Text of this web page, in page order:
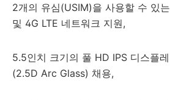
2개의 유심(USIM)을 사용할 수 있
및 4G LTE 네트워크 지원,
5.5인치 크기의 풀 HD IPS 디스플
(2.5D Arc Glass) 채용,